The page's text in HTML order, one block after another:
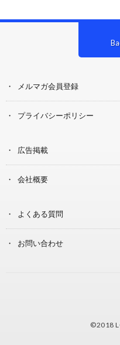
メルマガ会員登録
プライバシーポリシー
広告掲載
会社概要
よくある質問
お問い合わせ
©2018